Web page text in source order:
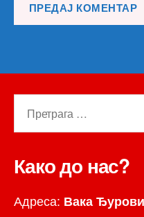
Како до нас?
Адреса: Вака